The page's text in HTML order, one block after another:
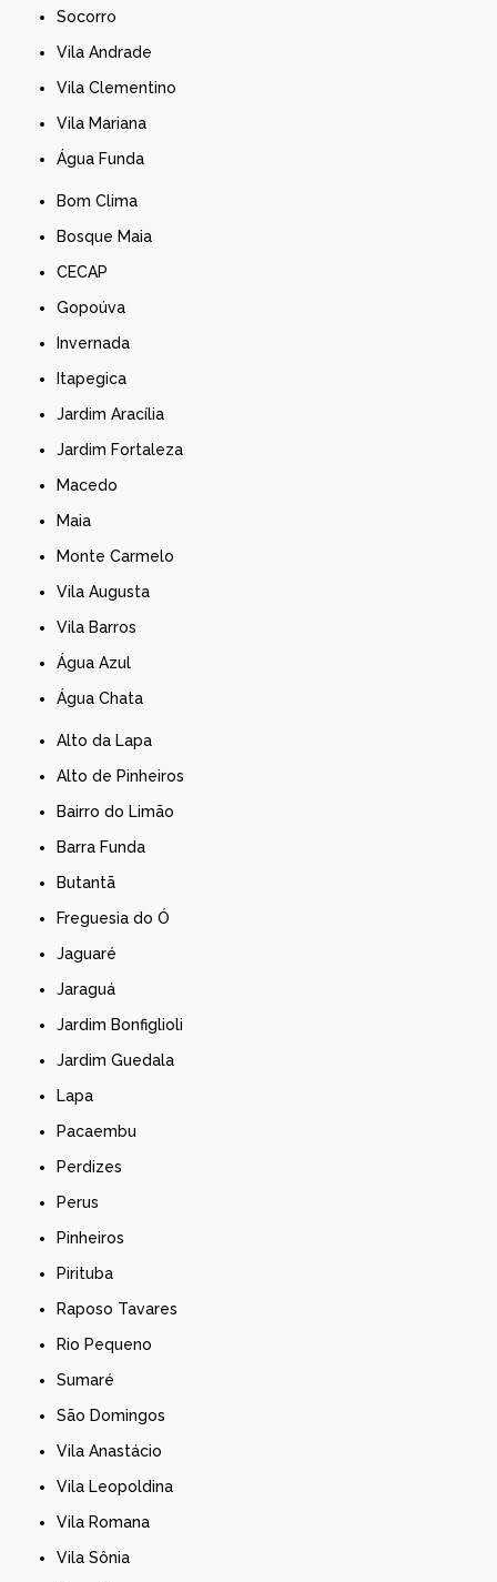
Socorro
Vila Andrade
Vila Clementino
Vila Mariana
Água Funda
Bom Clima
Bosque Maia
CECAP
Gopoúva
Invernada
Itapegica
Jardim Aracília
Jardim Fortaleza
Macedo
Maia
Monte Carmelo
Vila Augusta
Vila Barros
Água Azul
Água Chata
Alto da Lapa
Alto de Pinheiros
Bairro do Limão
Barra Funda
Butantã
Freguesia do Ó
Jaguaré
Jaraguá
Jardim Bonfiglioli
Jardim Guedala
Lapa
Pacaembu
Perdizes
Perus
Pinheiros
Pirituba
Raposo Tavares
Rio Pequeno
Sumaré
São Domingos
Vila Anastácio
Vila Leopoldina
Vila Romana
Vila Sônia